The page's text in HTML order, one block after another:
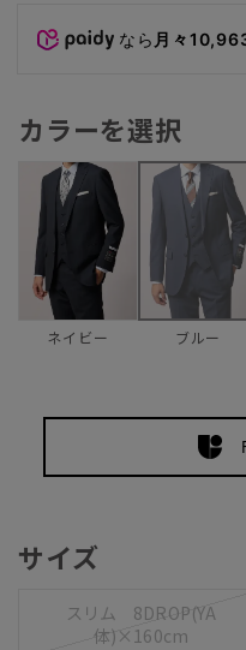
なら 月々
カラーを選択
ネイビー ブルー
サイズ
スリム 8DROP(YA
体)×160cm